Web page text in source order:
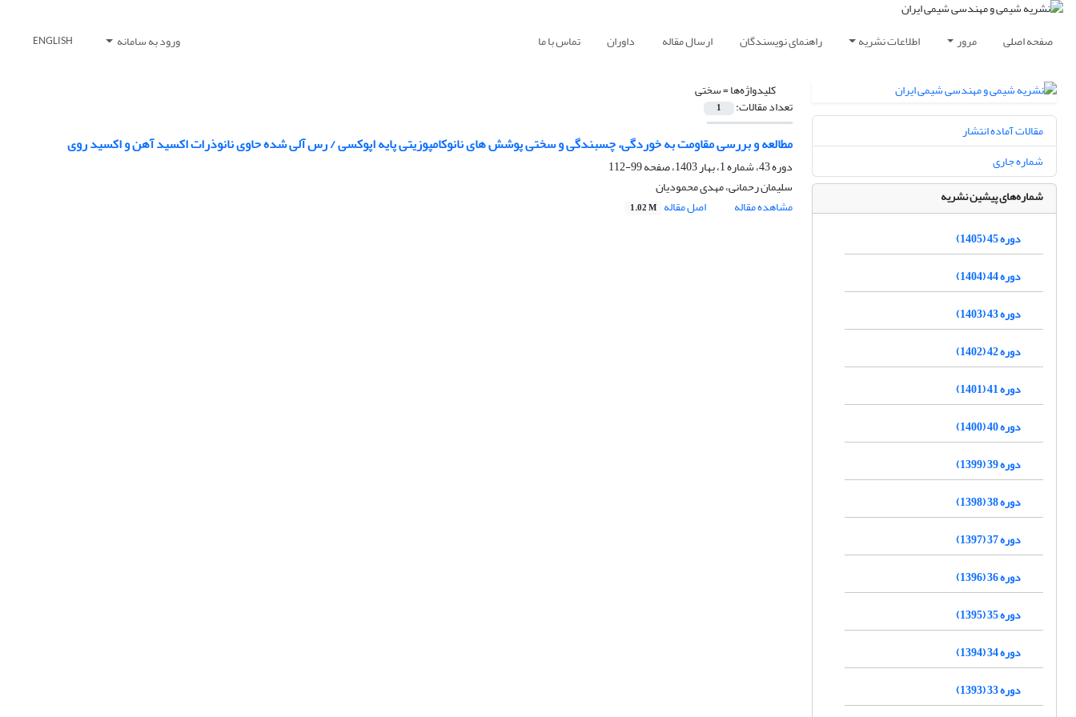
صفحه اصلی مرور اطلاعات نشریه راهنمای نویسندگان ارسال مقاله داوران تماس با ما ورود به سامانه ENGLISH
کلیدواژه‌ها =سختی
تعداد مقالات: 1
مطالعه و بررسی مقاومت به خوردگی، چسبندگی و سختی پوشش های نانوکامپوزیتی پایه اپوکسی / رس آلی شده حاوی نانوذرات اکسید آهن و اکسید روی
دوره 43، شماره 1، بهار 1403، صفحه
99-112
سلیمان رحمانی، مهدی محمودیان
مشاهده مقاله
اصل مقاله 1.02 M
مقالات آماده انتشار
شماره جاری
شماره‌های پیشین نشریه
دوره 45 (1405)
دوره 44 (1404)
دوره 43 (1403)
دوره 42 (1402)
دوره 41 (1401)
دوره 40 (1400)
دوره 39 (1399)
دوره 38 (1398)
دوره 37 (1397)
دوره 36 (1396)
دوره 35 (1395)
دوره 34 (1394)
دوره 33 (1393)